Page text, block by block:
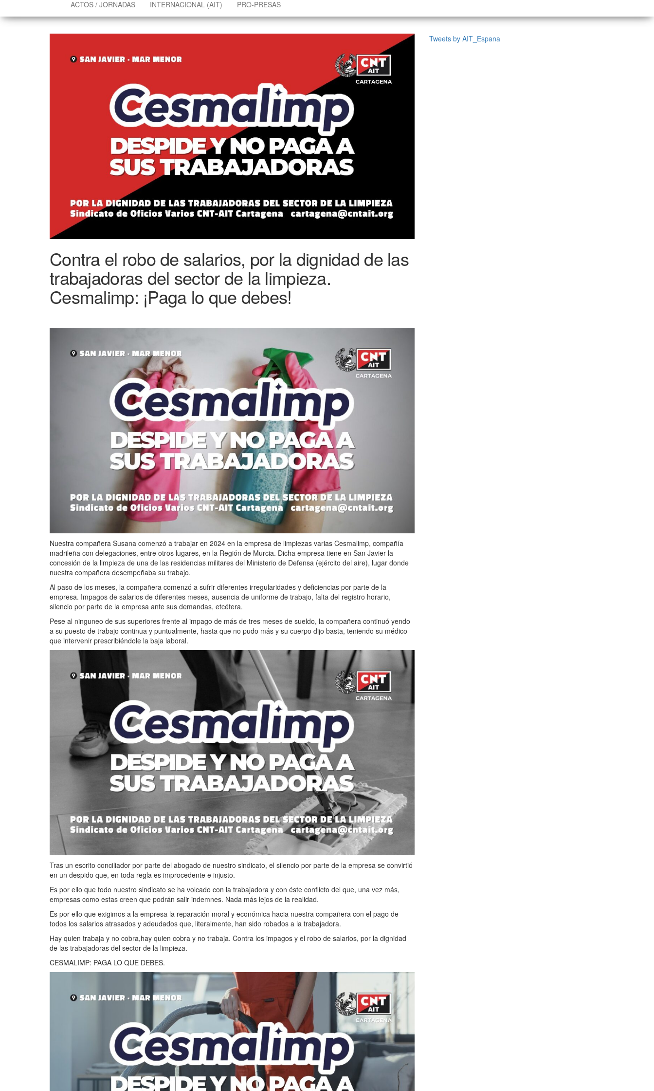
ACTOS / JORNADAS INTERNACIONAL (AIT) PRO-PRESAS
Contra el robo de salarios, por la dignidad de las
trabajadoras del sector de la limpieza.
Cesmalimp: ¡Paga lo que debes!
Nuestra compañera Susana comenzó a trabajar en 2024 en la empresa de limpiezas varias Cesmalimp, compañía
madrileña con delegaciones, entre otros lugares, en la Región de Murcia. Dicha empresa tiene en San Javier la
concesión de la limpieza de una de las residencias militares del Ministerio de Defensa (ejército del aire), lugar donde
nuestra compañera desempeñaba su trabajo.
Al paso de los meses, la compañera comenzó a sufrir diferentes irregularidades y deficiencias por parte de la
empresa. Impagos de salarios de diferentes meses, ausencia de uniforme de trabajo, falta del registro horario,
silencio por parte de la empresa ante sus demandas, etcétera.
Pese al ninguneo de sus superiores frente al impago de más de tres meses de sueldo, la compañera continuó yendo
a su puesto de trabajo continua y puntualmente, hasta que no pudo más y su cuerpo dijo basta, teniendo su médico
que intervenir prescribiéndole la baja laboral.
Tras un escrito conciliador por parte del abogado de nuestro sindicato, el silencio por parte de la empresa se convirtió
en un despido que, en toda regla es improcedente e injusto.
Es por ello que todo nuestro sindicato se ha volcado con la trabajadora y con éste conflicto del que, una vez más,
empresas como estas creen que podrán salir indemnes. Nada más lejos de la realidad.
Es por ello que exigimos a la empresa la reparación moral y económica hacia nuestra compañera con el pago de
todos los salarios atrasados y adeudados que, literalmente, han sido robados a la trabajadora.
Hay quien trabaja y no cobra,hay quien cobra y no trabaja. Contra los impagos y el robo de salarios, por la dignidad
de las trabajadoras del sector de la limpieza.
CESMALIMP: PAGA LO QUE DEBES.
Tweets by AIT_Espana